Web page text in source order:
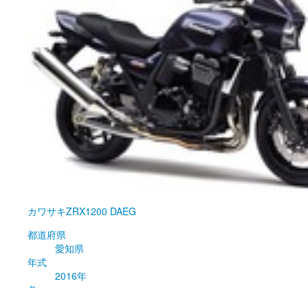
カワサキZRX1200 DAEG
都道府県
愛知県
年式
2016年